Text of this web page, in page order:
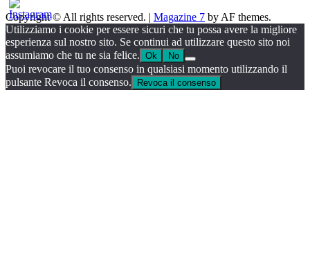
Copyright © All rights reserved. | Magazine 7 by AF themes.
Utilizziamo i cookie per essere sicuri che tu possa avere la migliore
esperienza sul nostro sito. Se continui ad utilizzare questo sito noi
assumiamo che tu ne sia felice. Ok No
Puoi revocare il tuo consenso in qualsiasi momento utilizzando il
pulsante Revoca il consenso.
Revoca il consenso